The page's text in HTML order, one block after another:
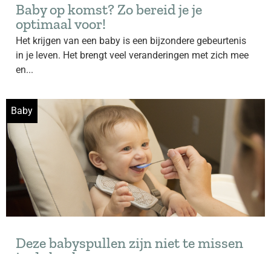
Baby op komst? Zo bereid je je
optimaal voor!
Het krijgen van een baby is een bijzondere gebeurtenis
in je leven. Het brengt veel veranderingen met zich mee
en...
Baby
Deze babyspullen zijn niet te missen